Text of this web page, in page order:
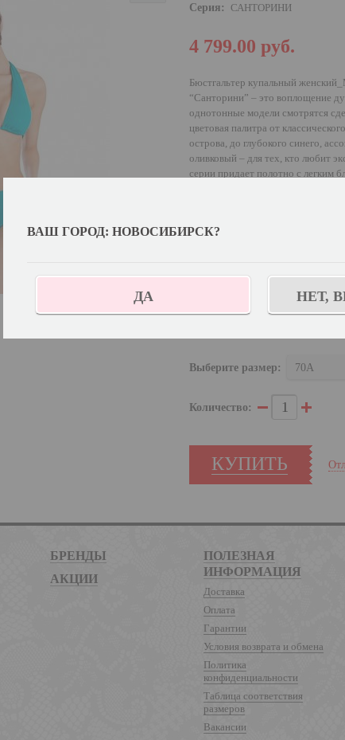
Серия: САНТОРИНИ
4 799.00 руб.
Бюстгальтер купальный
“Санторини” – это воплощение
однотонные модели смотрятся
цветовая палитра от
острова, до глубокого синего,
оливковый – для тех, кто любит
серии придает полотно с легким
звеньями, которое играет на
силуэт, а наоборот – придает
типами фигур сполна
Выберите размер: 70A
Количество:
КУПИТЬ
БРЕНДЫ
АКЦИИ
ПОЛЕЗНАЯ
ИНФОРМАЦИЯ
Доставка
Оплата
Гарантии
Условия возврата и обмена
Политика
конфиденциальности
Таблица соответствия
размеров
Вакансии
ВАШ ГОРОД: НОВОСИБИРСК?
ДА НЕТ,